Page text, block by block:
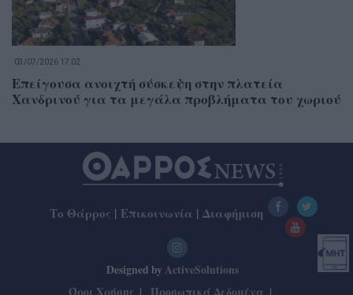
03/07/2026 17:02
Επείγουσα ανοιχτή σύσκεψη στην πλατεία
Χανδρινού για τα μεγάλα προβλήματα του χωριού
Το Θάρρος | Επικοινωνία | Διαφήμιση
Designed by ActiveSolutions
Όροι Χρήσης
Προσωπικά Δεδομένα